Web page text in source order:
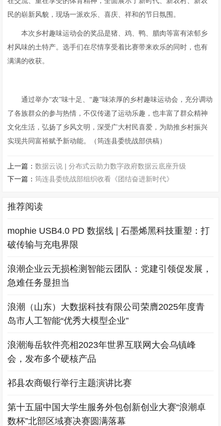
民的崭新风貌，现场一派欢乐、喜庆、祥和的节日氛围。
本次乡村趣味运动会的奖品是猪、鸡、鸭、腊肉等富有浓郁乡
村风味的土特产。选手们在尽情享受着比赛带来欢乐的同时，也有
满满的收获。
通过举办“农”味十足、“趣”味浓厚的乡村趣味运动会，充分调动
了各族群众的参与热情，不仅传递了运动乐趣，也丰富了群众精神
文化生活，弘扬了乡风文明，深受广大村民喜爱，为助推乡村振兴
实现共同富裕赋予新动能。（筠连县委统战部供稿）
上一篇：数据云说 | 分布式云助力数字政府数据云底座升级
下一篇：筠连县委统战部组织收看《团结奋进新时代》
推荐阅读
mophie USB4.0 PD 数据线 | 石墨烯黑科技重塑：打
破传输与充电界限
浪潮企业云无损检测智能云团队：党建引领促发展，
急难任务显担当
浪潮（山东）大数据科技有限公司荣膺2025年度青
岛市人工智能“优秀大模型企业”
浪潮海岳软件亮相2023年世界互联网大会乌镇峰
会，发布多个硬核产品
祁县农商银行举行主题演讲比赛
第十五届中国大学生服务外包创新创业大赛“浪潮卓
数杯”北部区域赛决赛圆满落幕